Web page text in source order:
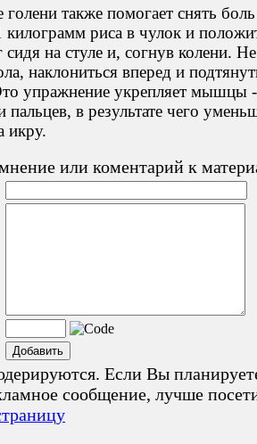
голени также помогает снять
килограмм риса в чулок и
на стуле и, согнув колени.
наклониться вперед и
упражнение укрепляет мышцы -
пальцев, в результате чего
икру.
или коментарий к
Если Вы
сообщение, лучше